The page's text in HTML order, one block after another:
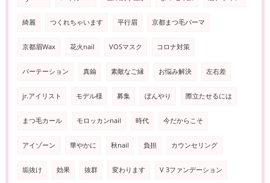
綺麗 つくれちゃいます 平行眉 京都まつ毛パーマ
京都眉Wax 花火nail VOSマスク コロナ対策
パーテーション 真鍮 素敵なご縁 お悩み解決 左右差
jr.アイリスト モデル様 募集 ぼんやり 際立たせるには
まつ毛カール モロッカンnail 時代 今だからこそ
アイゾーン 華やかに 秋nail 負担 カウンセリング
垢抜け 効果 抜群 変わります V 3ファンデーション